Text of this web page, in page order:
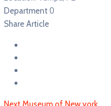
Department 0
Share Article